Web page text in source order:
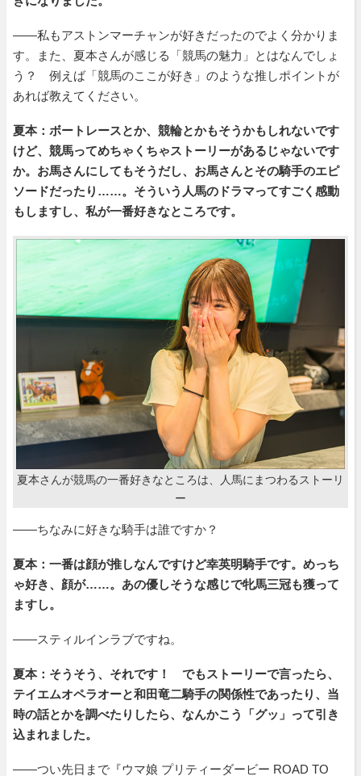
――私もアストンマーチャンが好きだったのでよく分かりま
す。また、夏本さんが感じる「競馬の魅力」とはなんでしょ
う？ 例えば「競馬のここが好き」のような推しポイントが
あれば教えてください。
夏本：ボートレースとか、競輪とかもそうかもしれないです
けど、競馬ってめちゃくちゃストーリーがあるじゃないです
か。お馬さんにしてもそうだし、お馬さんとその騎手のエピ
ソードだったり……。そういう人馬のドラマってすごく感動
もしますし、私が一番好きなところです。
夏本さんが競馬の一番好きなところは、人馬にまつわるストーリ
ー
――ちなみに好きな騎手は誰ですか？
夏本：一番は顔が推しなんですけど幸英明騎手です。めっち
ゃ好き、顔が……。あの優しそうな感じで牝馬三冠も獲って
ますし。
――スティルインラブですね。
夏本：そうそう、それです！ でもストーリーで言ったら、
テイエムオペラオーと和田竜二騎手の関係性であったり、当
時の話とかを調べたりしたら、なんかこう「グッ」って引き
込まれました。
――つい先日まで『ウマ娘 プリティーダービー ROAD TO